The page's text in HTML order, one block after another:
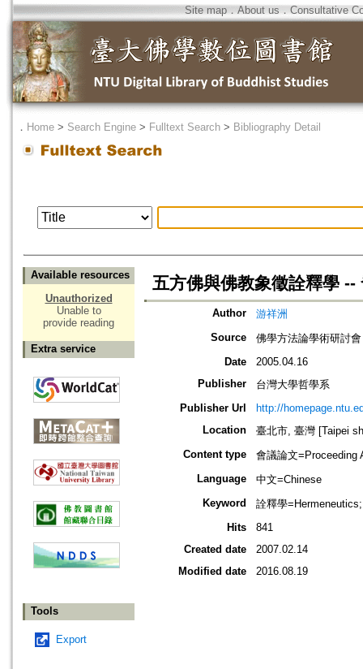
Site map．About us ． Consultative
． Home > Search Engine > Fulltext Search > Bibliography Detail
Available resources
Unauthorized
Unable to
provide reading
Extra service
Tools
Export
五方佛與佛教象徵詮釋學
Author
游祥洲
Source
佛學方法論學術研討會
Date
2005.04.16
Publisher
台灣大學哲學系
Publisher Url
http://
Location
臺北市, 臺灣 [Taipei
Content type
會議論文=Proceeding
Language
中文=Chinese
Keyword
詮釋學
Hits
841
Created date
2007.02.14
Modified date
2016.08.19